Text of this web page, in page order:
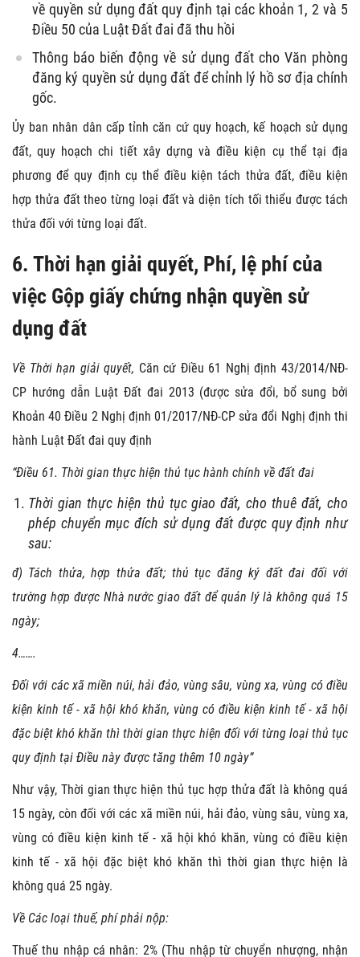
về quyền sử dụng đất quy định tại các khoản 1, 2 và 5
Điều 50 của Luật Đất đai đã thu hồi
Thông báo biến động về sử dụng đất cho Văn phòng
đăng ký quyền sử dụng đất để chỉnh lý hồ sơ địa chính
gốc.
Ủy ban nhân dân cấp tỉnh căn cứ quy hoạch, kế hoạch sử dụng
đất, quy hoạch chi tiết xây dựng và điều kiện cụ thể tại địa
phương để quy định cụ thể điều kiện tách thửa đất, điều kiện
hợp thửa đất theo từng loại đất và diện tích tối thiểu được tách
thửa đối với từng loại đất.
6. Thời hạn giải quyết, Phí, lệ phí của
việc Gộp giấy chứng nhận quyền sử
dụng đất
Về Thời hạn giải quyết, Căn cứ Điều 61 Nghị định 43/2014/NĐ-
CP hướng dẫn Luật Đất đai 2013 (được sửa đổi, bổ sung bởi
Khoản 40 Điều 2 Nghị định 01/2017/NĐ-CP sửa đổi Nghị định thi
hành Luật Đất đai quy định
“Điều 61. Thời gian thực hiện thủ tục hành chính về đất đai
Thời gian thực hiện thủ tục giao đất, cho thuê đất, cho
phép chuyển mục đích sử dụng đất được quy định như
sau:
đ) Tách thửa, hợp thửa đất; thủ tục đăng ký đất đai đối với
trường hợp được Nhà nước giao đất để quản lý là không quá 15
ngày;
4…….
Đối với các xã miền núi, hải đảo, vùng sâu, vùng xa, vùng có điều
kiện kinh tế - xã hội khó khăn, vùng có điều kiện kinh tế - xã hội
đặc biệt khó khăn thì thời gian thực hiện đối với từng loại thủ tục
quy định tại Điều này được tăng thêm 10 ngày”
Như vậy, Thời gian thực hiện thủ tục hợp thửa đất là không quá
15 ngày, còn đối với các xã miền núi, hải đảo, vùng sâu, vùng xa,
vùng có điều kiện kinh tế - xã hội khó khăn, vùng có điều kiện
kinh tế - xã hội đặc biệt khó khăn thì thời gian thực hiện là
không quá 25 ngày.
Về Các loại thuế, phí phải nộp:
Thuế thu nhập cá nhân: 2% (Thu nhập từ chuyển nhượng, nhận